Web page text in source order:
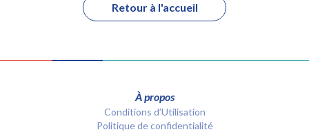
Retour à l'accueil
À propos
Conditions d’Utilisation
Politique de confidentialité